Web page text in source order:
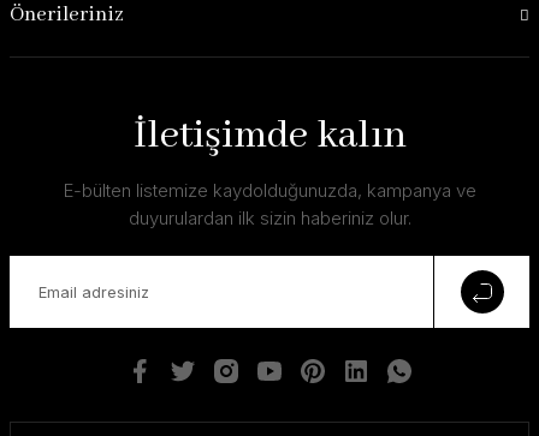
Önerileriniz
İletişimde kalın
E-bülten listemize kaydolduğunuzda, kampanya ve
duyurulardan ilk sizin haberiniz olur.